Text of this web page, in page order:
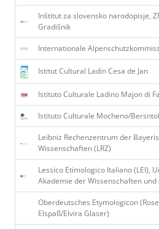
Inštitut za slovensko narodopisje,
Gradišnik
Internationale
Istitut Cultural Ladin Cesa de Jan
Istituto Culturale Ladino Majon di
Istituto Culturale Mocheno/
Leibniz Rechenzentrum der
Wissenschaften (LRZ)
Lessico Etimologico Italiano (LEI),
Akademie der Wissenschaften
Oberdeutsches Etymologicon
Elspaß/Elvira Glaser)